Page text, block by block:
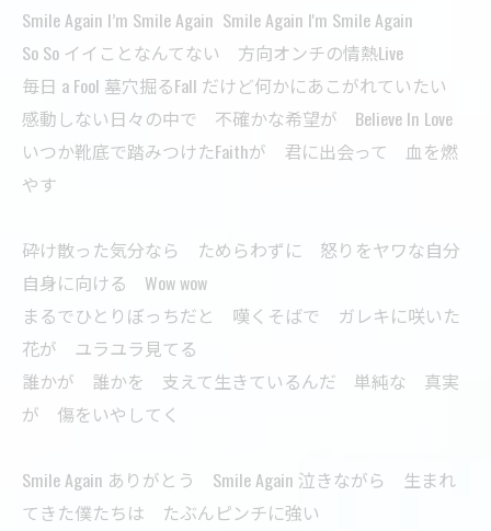
Smile Again I’m Smile Again Smile Again I'm Smile Again
So So イイことなんてない 方向オンチの情熱Live
毎日 a Fool 墓穴掘るFall だけど何かにあこがれていたい
感動しない日々の中で 不確かな希望が Believe In Love
いつか靴底で踏みつけたFaithが 君に出会って 血を燃
やす
砕け散った気分なら ためらわずに 怒りをヤワな自分
自身に向ける Wow wow
まるでひとりぼっちだと 嘆くそばで ガレキに咲いた
花が ユラユラ見てる
誰かが 誰かを 支えて生きているんだ 単純な 真実
が 傷をいやしてく
Smile Again ありがとう Smile Again 泣きながら 生まれ
てきた僕たちは たぶんピンチに強い